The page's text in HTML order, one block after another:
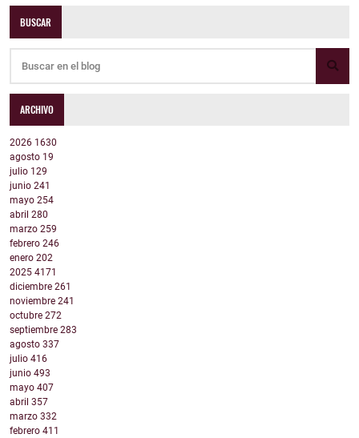
BUSCAR
ARCHIVO
2026 1630
agosto 19
julio 129
junio 241
mayo 254
abril 280
marzo 259
febrero 246
enero 202
2025 4171
diciembre 261
noviembre 241
octubre 272
septiembre 283
agosto 337
julio 416
junio 493
mayo 407
abril 357
marzo 332
febrero 411